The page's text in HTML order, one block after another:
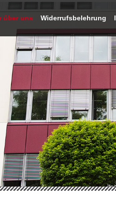
über uns Widerrufs­belehrung